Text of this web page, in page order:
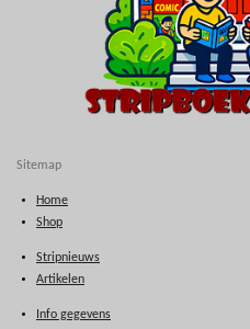
Sitemap
Home
Shop
Stripnieuws
Artikelen
Info gegevens